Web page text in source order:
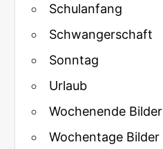
Schulanfang
Schwangerschaft
Sonntag
Urlaub
Wochenende Bilder
Wochentage Bilder